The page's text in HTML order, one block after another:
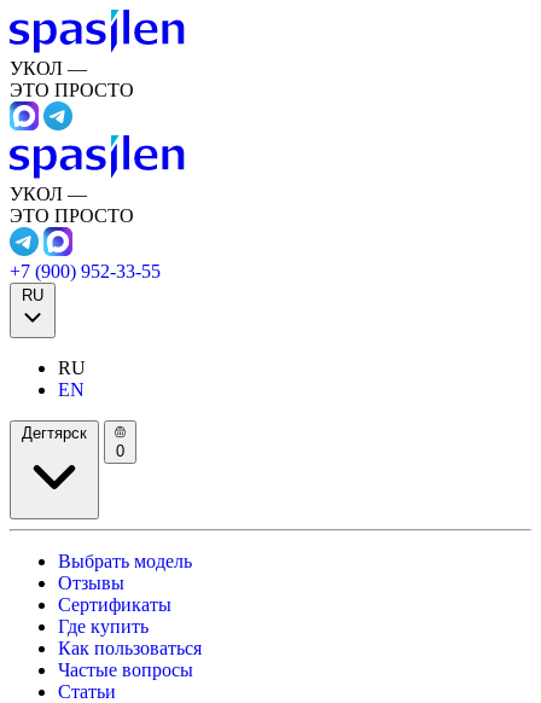
УКОЛ —
ЭТО ПРОСТО
УКОЛ —
ЭТО ПРОСТО
+7 (900) 952-33-55
RU
RU
EN
Дегтярск
0
Выбрать модель
Отзывы
Сертификаты
Где купить
Как пользоваться
Частые вопросы
Статьи